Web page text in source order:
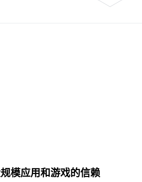
模应用和游戏的信赖